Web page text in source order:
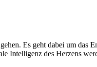
Es geht dabei um das
Intelligenz des Herzens